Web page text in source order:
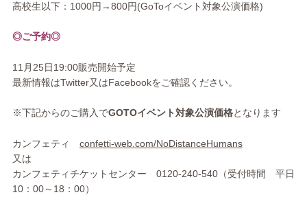
高校生以下：1000円→800円(GoToイベント対象公演価格)
◎ご予約◎
11月25日19:00販売開始予定
最新情報はTwitter又はFacebookをご確認ください。
※下記からのご購入でGOTOイベント対象公演価格となります
カンフェティ confetti-web.com/NoDistanceHumans
又は
カンフェティチケットセンター 0120-240-540（受付時間 平日
10：00～18：00）